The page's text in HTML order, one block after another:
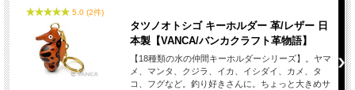
5.0 (2件)
タツノオトシゴ キーホルダー 革/レザー 日
本製【VANCA/バンカクラフト革物語】
【18種類の水の仲間キーホルダーシリーズ】。ヤマ
メ、マンタ、クジラ、イカ、イシダイ、カメ、タ
コ、フグなど。釣り好きさんに。ちょっと大きめサ